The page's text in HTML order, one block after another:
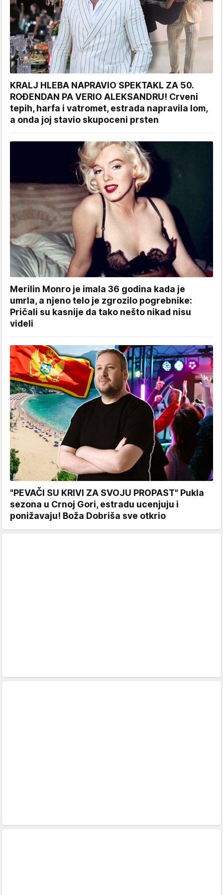
KRALJ HLEBA NAPRAVIO SPEKTAKL ZA 50.
ROĐENDAN PA VERIO ALEKSANDRU! Crveni
tepih, harfa i vatromet, estrada napravila lom,
a onda joj stavio skupoceni prsten
Merilin Monro je imala 36 godina kada je
umrla, a njeno telo je zgrozilo pogrebnike:
Pričali su kasnije da tako nešto nikad nisu
videli
"PEVAČI SU KRIVI ZA SVOJU PROPAST" Pukla
sezona u Crnoj Gori, estradu ucenjuju i
ponižavaju! Boža Dobriša sve otkrio